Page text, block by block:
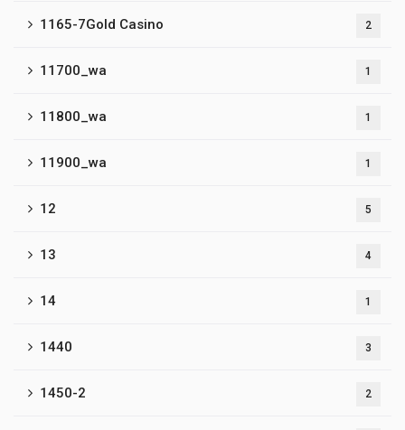
1165-7Gold Casino 2
11700_wa 1
11800_wa 1
11900_wa 1
12 5
13 4
14 1
1440 3
1450-2 2